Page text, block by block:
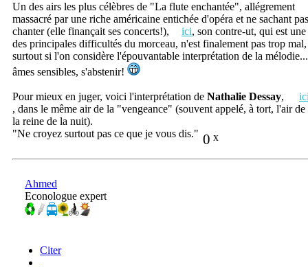
Un des airs les plus célèbres de "La flute enchantée", allégrement
massacré par une riche américaine entichée d'opéra et ne sachant pas
chanter (elle finançait ses concerts!),
ici, son contre-ut, qui est une
des principales difficultés du morceau, n'est finalement pas trop mal,
surtout si l'on considère l'épouvantable interprétation de la mélodie...
âmes sensibles, s'abstenir!
Pour mieux en juger, voici l'interprétation de Nathalie Dessay,
, dans le même air de la "vengeance" (souvent appelé, à tort, l'air de
la reine de la nuit).
0 x
"Ne croyez surtout pas ce que je vous dis."
Ahmed
Econologue expert
Citer